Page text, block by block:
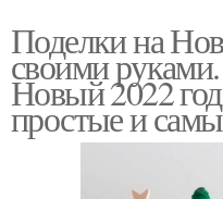
Поделки на
своими
Новый 2022
простые и